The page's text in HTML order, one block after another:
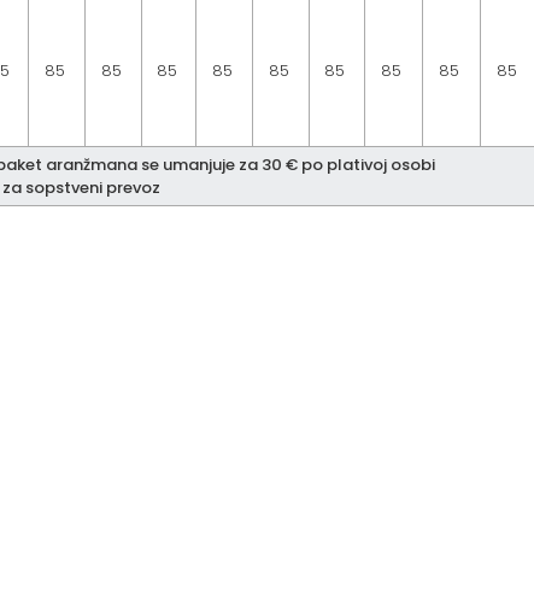
85 85 85 85 85 85 85 85 85
aranžmana se umanjuje za 30 € po plativoj osobi
sopstveni prevoz